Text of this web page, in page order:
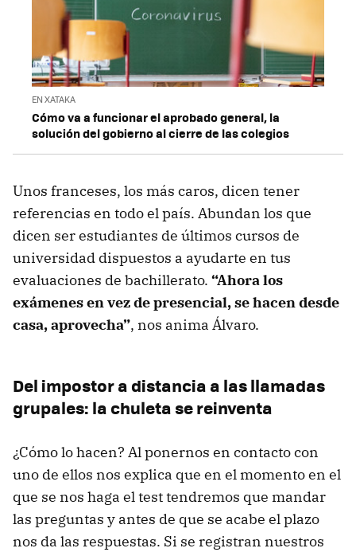
EN XATAKA
Cómo va a funcionar el aprobado general, la
solución del gobierno al cierre de las colegios
Unos franceses, los más caros, dicen tener
referencias en todo el país. Abundan los que
dicen ser estudiantes de últimos cursos de
universidad dispuestos a ayudarte en tus
evaluaciones de bachillerato. “Ahora los
exámenes en vez de presencial, se hacen desde
casa, aprovecha”, nos anima Álvaro.
Del impostor a distancia a las llamadas
grupales: la chuleta se reinventa
¿Cómo lo hacen? Al ponernos en contacto con
uno de ellos nos explica que en el momento en el
que se nos haga el test tendremos que mandar
las preguntas y antes de que se acabe el plazo
nos da las respuestas. Si se registran nuestros